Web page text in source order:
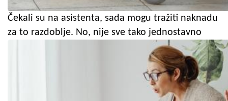
Čekali su na asistenta, sada mogu tražiti naknadu
za to razdoblje. No, nije sve tako jednostavno